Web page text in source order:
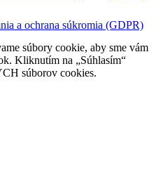
a ochrana súkromia (GDPR)
súbory cookie, aby sme vám
Kliknutím na „Súhlasím“
súborov cookies.